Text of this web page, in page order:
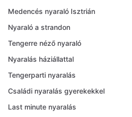
Medencés nyaraló Isztrián
Nyaraló a strandon
Tengerre néző nyaraló
Nyaralás háziállattal
Tengerparti nyaralás
Családi nyaralás gyerekekkel
Last minute nyaralás